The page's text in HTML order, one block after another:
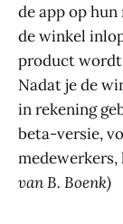
de app op
de winkel
product wordt
Nadat je de
in rekening
beta-versie,
medewerkers,
van B. Boenk)